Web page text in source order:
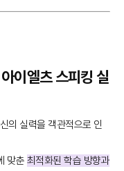
이엘츠 스피킹 실
의 실력을 객관적으로 인
맞춘 최적화된 학습 방향과